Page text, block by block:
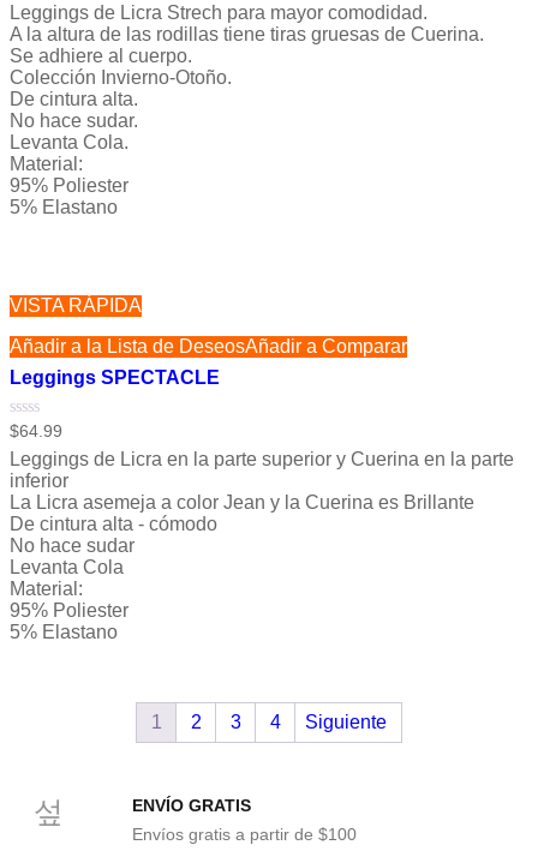
0
de
5
Leggings de Licra Strech para mayor comodidad.
A la altura de las rodillas tiene tiras gruesas de Cuerina.
Se adhiere al cuerpo.
Colección Invierno-Otoño.
De cintura alta.
No hace sudar.
Levanta Cola.
Material:
95% Poliester
5% Elastano
VISTA RÁPIDA
Añadir a la Lista de DeseosAñadir a Comparar
Leggings SPECTACLE
Valorado
0
de
5
$64.99
Leggings de Licra en la parte superior y Cuerina en la parte
inferior
La Licra asemeja a color Jean y la Cuerina es Brillante
De cintura alta - cómodo
No hace sudar
Levanta Cola
Material:
95% Poliester
5% Elastano
1 2 3 4 Siguiente
ENVÍO GRATIS
Envíos gratis a partir de $100